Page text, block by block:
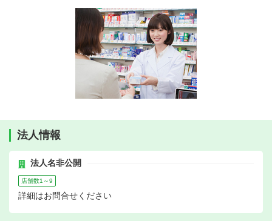
法人情報
法人名非公開
店舗数1～9
詳細はお問合せください